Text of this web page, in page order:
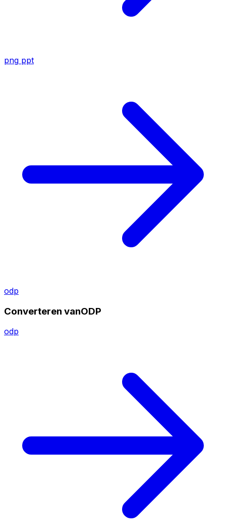
png ppt
odp
Converteren vanODP
odp